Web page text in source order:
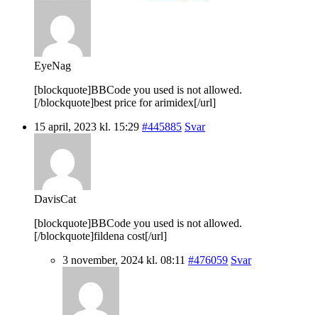
EyeNag
[blockquote]BBCode you used is not allowed.
[/blockquote]best price for arimidex[/url]
15 april, 2023 kl. 15:29 #445885 Svar
DavisCat
[blockquote]BBCode you used is not allowed.
[/blockquote]fildena cost[/url]
3 november, 2024 kl. 08:11 #476059 Svar